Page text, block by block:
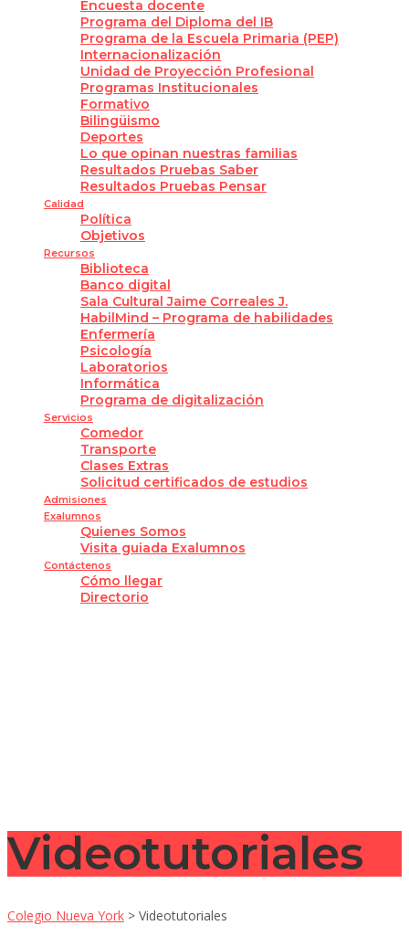
Encuesta docente
Programa del Diploma del IB
Programa de la Escuela Primaria (PEP)
Internacionalización
Unidad de Proyección Profesional
Programas Institucionales
Formativo
Bilingüismo
Deportes
Lo que opinan nuestras familias
Resultados Pruebas Saber
Resultados Pruebas Pensar
Calidad
Política
Objetivos
Recursos
Biblioteca
Banco digital
Sala Cultural Jaime Correales J.
HabilMind – Programa de habilidades
Enfermería
Psicología
Laboratorios
Informática
Programa de digitalización
Servicios
Comedor
Transporte
Clases Extras
Solicitud certificados de estudios
Admisiones
Exalumnos
Quienes Somos
Visita guiada Exalumnos
Contáctenos
Cómo llegar
Directorio
Videotutoriales
Colegio Nueva York > Videotutoriales